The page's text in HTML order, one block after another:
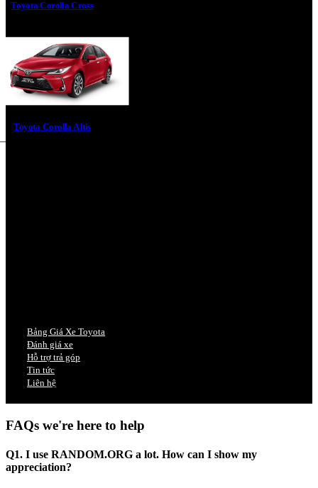
Toyota Corolla Cross
Toyota Corolla Altis
Bảng Giá Xe Toyota
Đánh giá xe
Hỗ trợ trả góp
Tin tức
Liên hệ
FAQs we're here to help
Q1. I use RANDOM.ORG a lot. How can I show my
appreciation?